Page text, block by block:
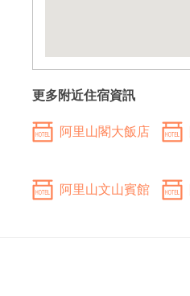
更多附近住宿資訊
阿里山閣大飯店
阿里山文山賓館